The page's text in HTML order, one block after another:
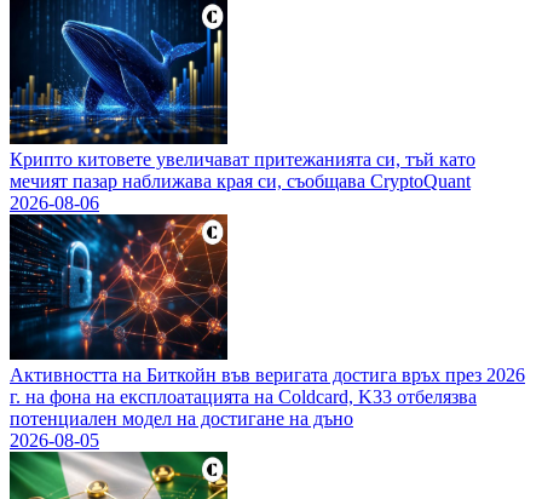
Крипто китовете увеличават притежанията си, тъй като
мечият пазар наближава края си, съобщава CryptoQuant
2026-08-06
Активността на Биткойн във веригата достига връх през 2026
г. на фона на експлоатацията на Coldcard, K33 отбелязва
потенциален модел на достигане на дъно
2026-08-05